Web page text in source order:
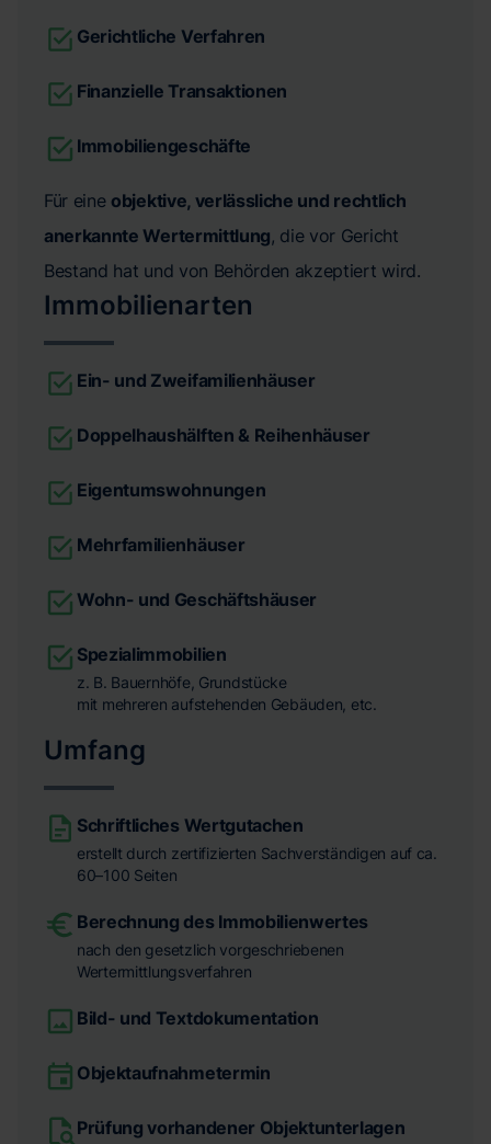
Gerichtliche Verfahren
Finanzielle Transaktionen
Immobiliengeschäfte
Für eine objektive, verlässliche und rechtlich
anerkannte Wertermittlung, die vor Gericht
Bestand hat und von Behörden akzeptiert wird.
Immobilienarten
Ein- und Zweifamilienhäuser
Doppelhaushälften & Reihenhäuser
Eigentumswohnungen
Mehrfamilienhäuser
Wohn- und Geschäftshäuser
Spezialimmobilien
z. B. Bauernhöfe, Grundstücke
mit mehreren aufstehenden Gebäuden, etc.
Umfang
Schriftliches Wertgutachen
erstellt durch zertifizierten Sachverständigen auf ca.
60–100 Seiten
Berechnung des Immobilienwertes
nach den gesetzlich vorgeschriebenen
Wertermittlungsverfahren
Bild- und Textdokumentation
Objektaufnahmetermin
Prüfung vorhandener Objektunterlagen